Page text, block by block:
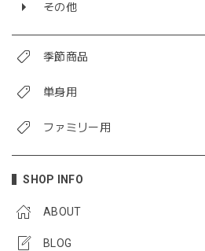
その他
季節商品
単身用
ファミリー用
SHOP INFO
ABOUT
BLOG